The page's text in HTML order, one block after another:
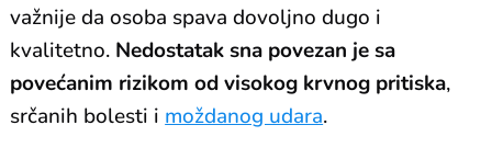
važnije da osoba spava dovoljno dugo i
kvalitetno. Nedostatak sna povezan je sa
povećanim rizikom od visokog krvnog pritiska,
srčanih bolesti i moždanog udara.